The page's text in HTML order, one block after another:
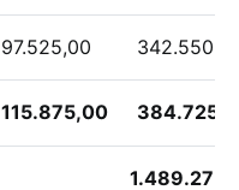
97.525,00
115.875,00